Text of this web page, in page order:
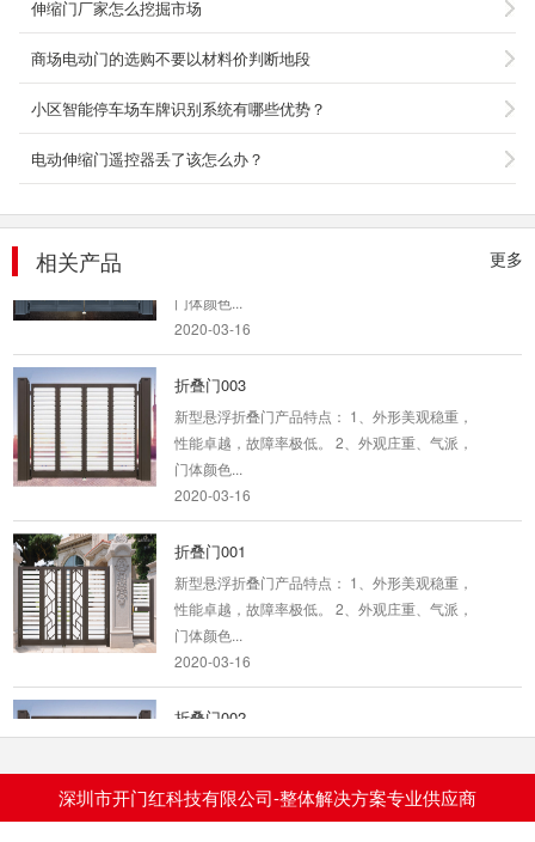
伸缩门厂家怎么挖掘市场
商场电动门的选购不要以材料价判断地段
小区智能停车场车牌识别系统有哪些优势？
电动伸缩门遥控器丢了该怎么办？
更多
相关产品
折叠门004
新型悬浮折叠门产品特点： 1、外形美观稳重，
门体颜色...
2020-03-16
2020-03-16
性能卓越，故障率极低。 2、外观庄重、气派，
门体颜色...
2020-03-16
性能卓越，故障率极低。 2、外观庄重、气派，
门体颜色...
2020-03-16
新型悬浮折叠门产品特点： 1、外形美观稳重，
门体颜色...
2020-03-16
深圳市开门红科技有限公司-整体解决方案专业供应商